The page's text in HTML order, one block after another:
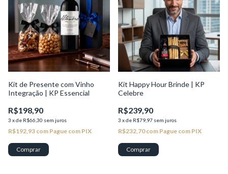
Kit de Presente com Vinho
Integração | KP Essencial
R$198,90
3 xde R$66,30 sem juros
R$192,93 com Pague com PIX
Kit Happy Hour Brinde | KP
Celebre
R$239,90
3 xde R$79,97 sem juros
R$232,70com Pague com PIX